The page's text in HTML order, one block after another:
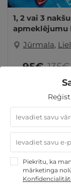
1, 2 vai 3
apmeklējumu
Jūrmala,
no95€135€
Valentīndienas
Mātes dienā
Korporatīvās
Baltijā
Atpūta
Piekrītu, ka
mārketinga